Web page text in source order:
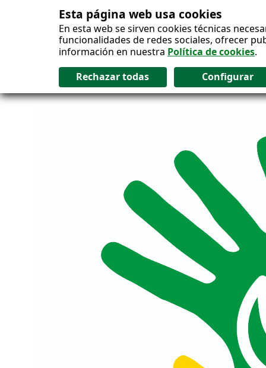
Esta página web usa cookies
En esta web se sirven cookies técnicas
funcionalidades de redes sociales, ofrecer
información en nuestra Política de cookies.
Salto al contenido